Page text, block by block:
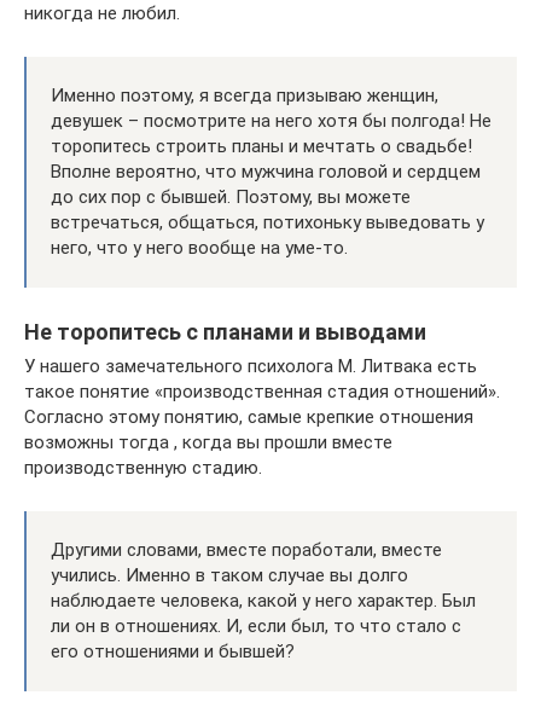
никогда не любил.
Именно поэтому, я всегда призываю женщин,
девушек – посмотрите на него хотя бы полгода! Не
торопитесь строить планы и мечтать о свадьбе!
Вполне вероятно, что мужчина головой и сердцем
до сих пор с бывшей. Поэтому, вы можете
встречаться, общаться, потихоньку выведовать у
него, что у него вообще на уме-то.
Не торопитесь с планами и выводами
У нашего замечательного психолога М. Литвака есть
такое понятие «производственная стадия отношений».
Согласно этому понятию, самые крепкие отношения
возможны тогда , когда вы прошли вместе
производственную стадию.
Другими словами, вместе поработали, вместе
учились. Именно в таком случае вы долго
наблюдаете человека, какой у него характер. Был
ли он в отношениях. И, если был, то что стало с
его отношениями и бывшей?